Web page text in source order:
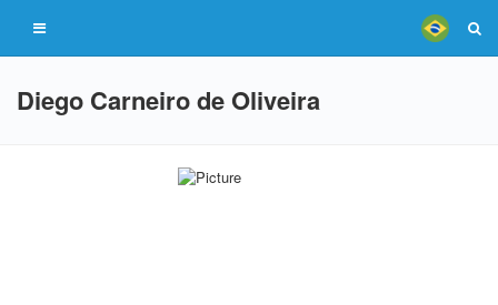
Diego Carneiro de Oliveira